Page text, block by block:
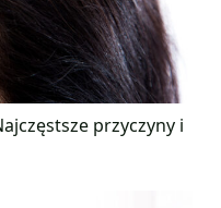
przyczyny i